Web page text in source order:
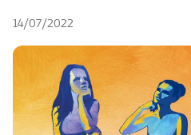
Државен секретар
Организациона поставеност
Стратешки документи
14/07/2022